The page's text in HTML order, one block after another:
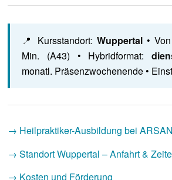
📍 Kursstandort: Wuppertal•
Min. (A43) • Hybridformat:
monatl. Präsenzwochenende •
→ Heilpraktiker-Ausbildung bei
→ Standort Wuppertal – Anfahrt &
→ Kosten und Förderung